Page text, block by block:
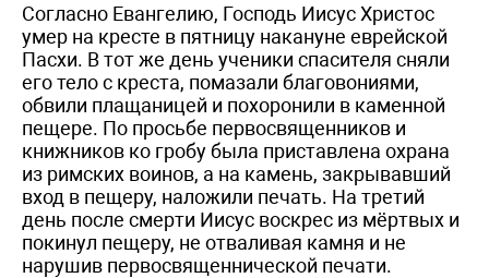
Согласно Евангелию, Господь Иисус Христос
умер на кресте в пятницу накануне еврейской
Пасхи. В тот же день ученики спасителя сняли
его тело с креста, помазали благовониями,
обвили плащаницей и похоронили в каменной
пещере. По просьбе первосвященников и
книжников ко гробу была приставлена охрана
из римских воинов, а на камень, закрывавший
вход в пещеру, наложили печать. На третий
день после смерти Иисус воскрес из мёртвых и
покинул пещеру, не отваливая камня и не
нарушив первосвященнической печати.